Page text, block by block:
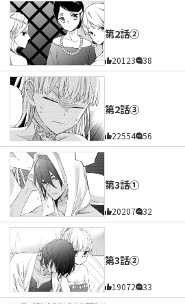
第2話②
20123 38
第2話③
22554 56
第3話①
20207 32
第3話②
19072 33